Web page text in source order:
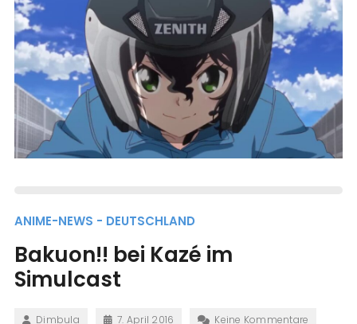
ANIME-NEWS - DEUTSCHLAND
Bakuon!! bei Kazé im
Simulcast
Dimbula 7. April 2016 Keine Kommentare